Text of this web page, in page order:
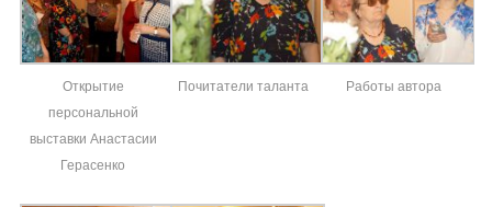
Открытие
персональной
выставки Анастасии
Герасенко
Почитатели таланта Работы автора